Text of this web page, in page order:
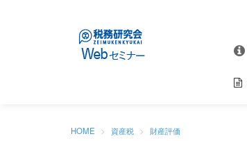
HOME 資産税 財産評価